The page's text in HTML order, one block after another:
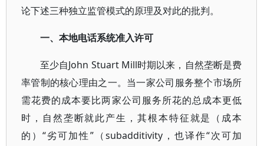
论下述三种独立监管模式的原理及对此的批判。
一、本地电话系统准入许可
至少自John Stuart Mill时期以来，自然垄断是费
率管制的核心理由之一。当一家公司服务整个市场所
需花费的成本要比两家公司服务所花的总成本更低
时，自然垄断就此产生，其根本特征就是（成本
的）“劣可加性”（subadditivity，也译作“次可加